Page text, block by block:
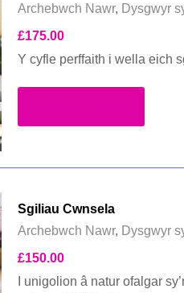
Archebwch Nawr, Dysgwyr
£175.00
Y cyfle perffaith i wella eich
Sgiliau Cwnsela
Archebwch Nawr, Dysgwyr
£150.00
I unigolion â natur ofalgar